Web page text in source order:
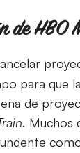
de HBO
para que
de
Muchos